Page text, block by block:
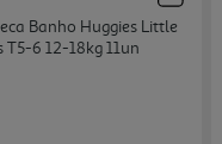
Banho Huggies Little
T5-6 12-18kg 11un
from